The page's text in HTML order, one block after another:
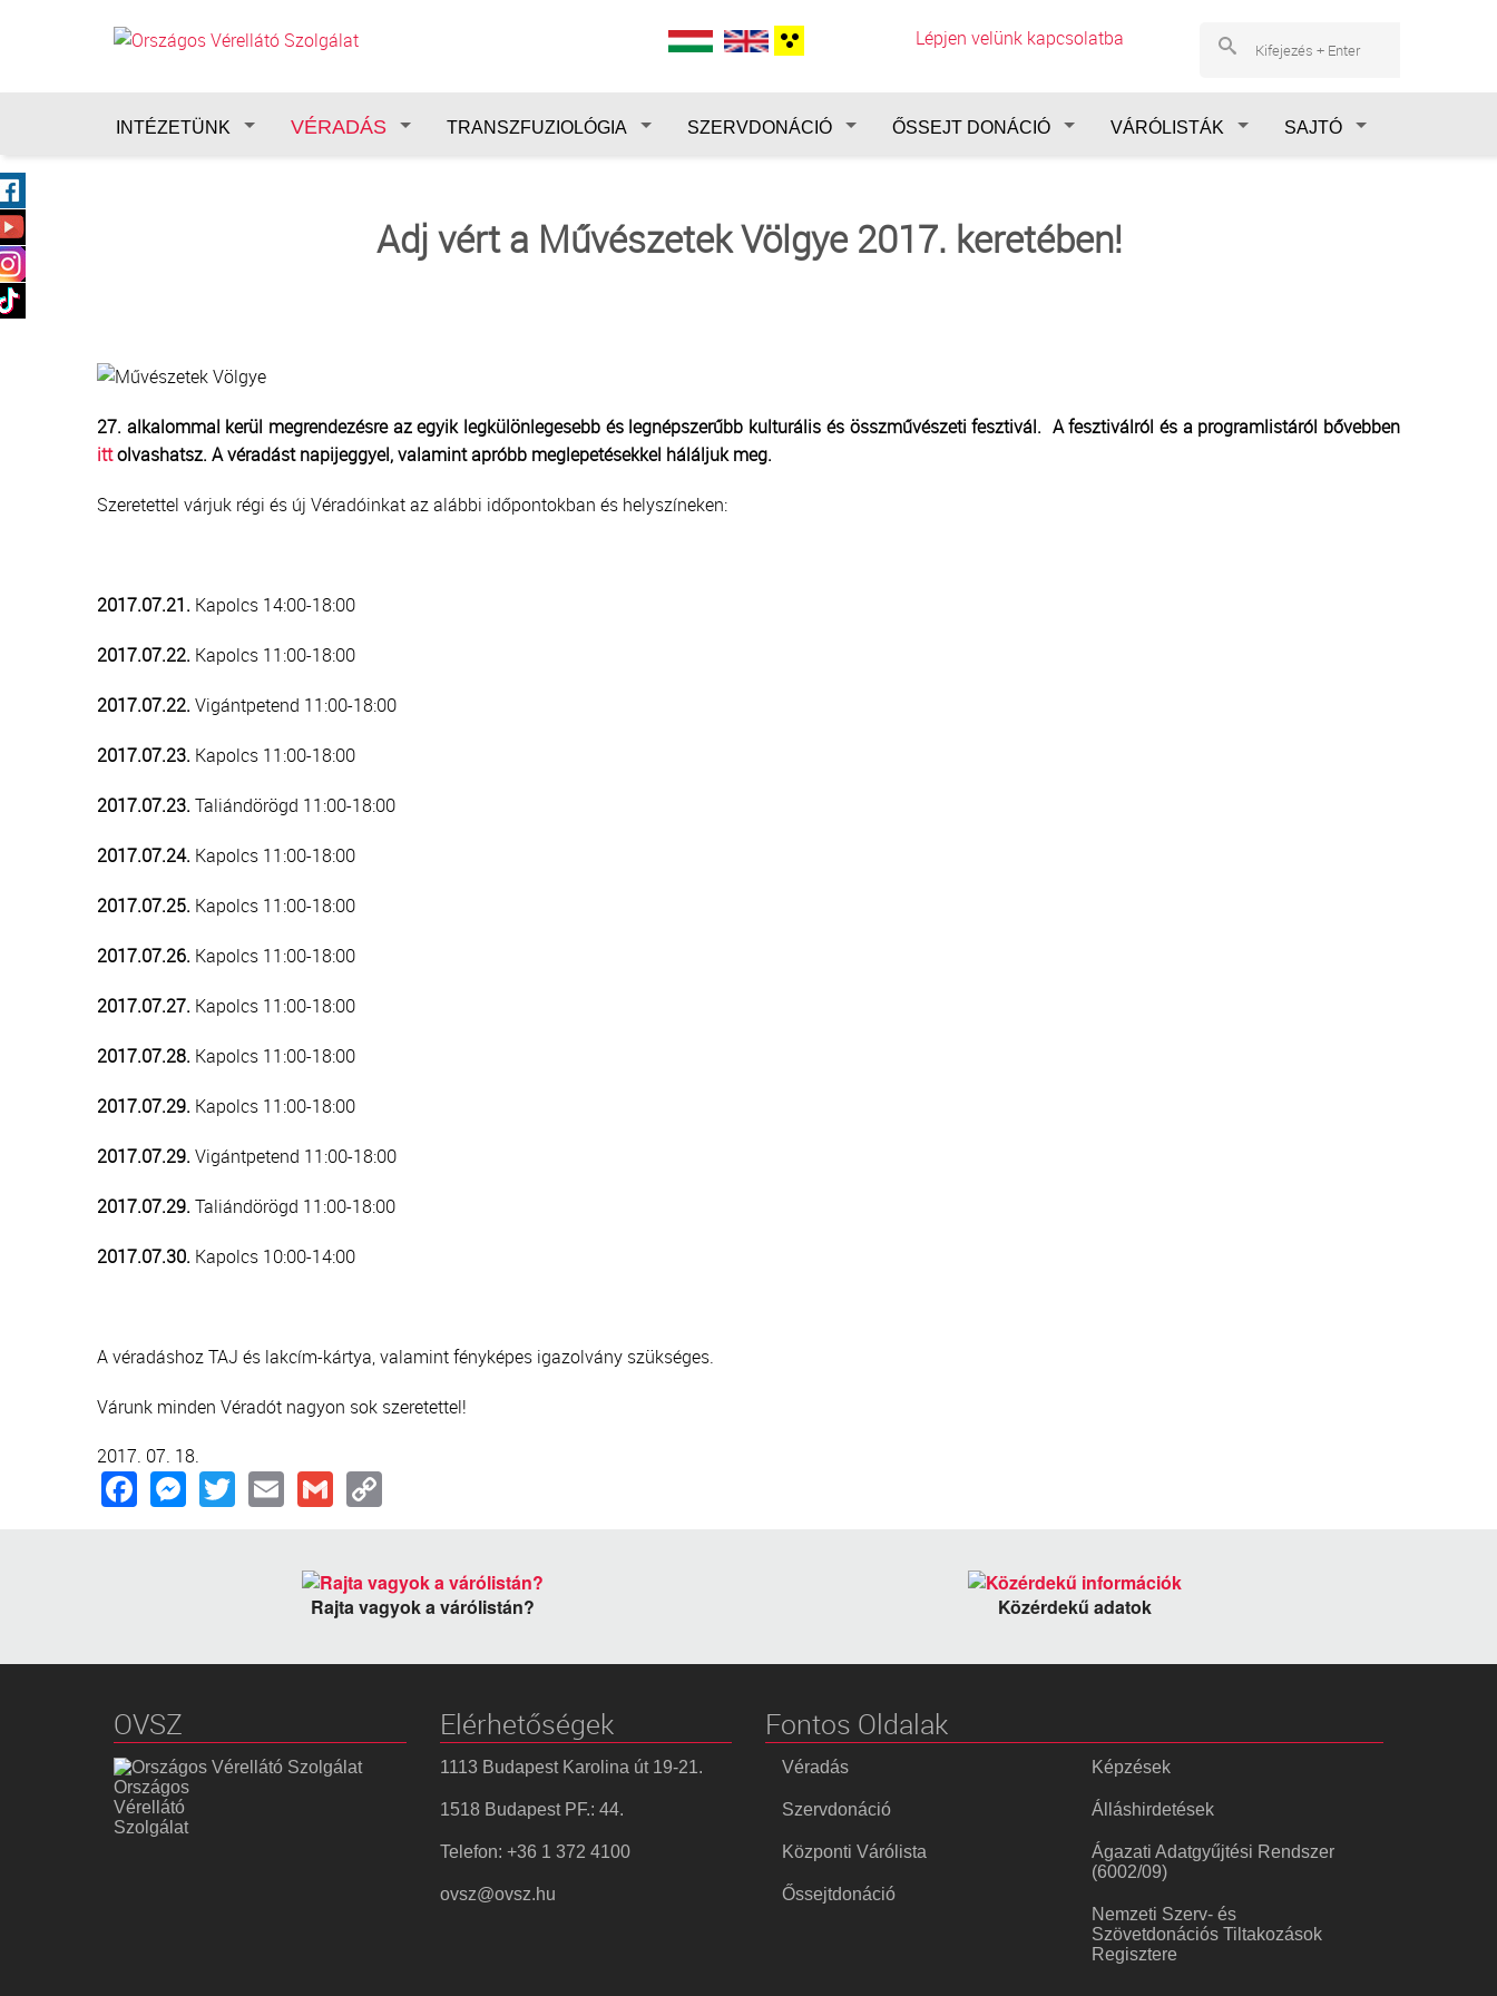
Lépjen velünk kapcsolatba
INTÉZETÜNK VÉRADÁS TRANSZFUZIOLÓGIA SZERVDONÁCIÓ ŐSSEJT DONÁCIÓ VÁRÓLISTÁK SAJTÓ
Adj vért a Művészetek Völgye 2017. keretében!
27. alkalommal kerül megrendezésre az egyik legkülönlegesebb és legnépszerűbb kulturális és összművészeti fesztivál. A fesztiválról és a programlistáról bővebben
ittolvashatsz. A véradást napijeggyel, valamint apróbb meglepetésekkel háláljuk meg.
Szeretettel várjuk régi és új Véradóinkat az alábbi időpontokban és helyszíneken:
2017.07.21. Kapolcs 14:00-18:00
2017.07.22. Kapolcs 11:00-18:00
2017.07.22. Vigántpetend 11:00-18:00
2017.07.23. Kapolcs 11:00-18:00
2017.07.23. Taliándörögd 11:00-18:00
2017.07.24. Kapolcs 11:00-18:00
2017.07.25. Kapolcs 11:00-18:00
2017.07.26. Kapolcs 11:00-18:00
2017.07.27. Kapolcs 11:00-18:00
2017.07.28. Kapolcs 11:00-18:00
2017.07.29. Kapolcs 11:00-18:00
2017.07.29. Vigántpetend 11:00-18:00
2017.07.29. Taliándörögd 11:00-18:00
2017.07.30. Kapolcs 10:00-14:00
A véradáshoz TAJ és lakcím-kártya, valamint fényképes igazolvány szükséges.
Várunk minden Véradót nagyon sok szeretettel!
2017. 07. 18.
Facebook
Messenger
TwitterEmailGmail
Rajta vagyok a várólistán? Közérdekű adatok
OVSZ
Országos
Vérellátó
Szolgálat
Elérhetőségek
1113 Budapest Karolina út 19-21.
1518 Budapest PF.: 44.
Telefon: +36 1 372 4100
ovsz@ovsz.hu
Fontos Oldalak
Véradás
Szervdonáció
Központi Várólista
Őssejtdonáció
Képzések
Álláshirdetések
Ágazati Adatgyűjtési Rendszer
(6002/09)
Nemzeti Szerv- és
Szövetdonációs Tiltakozások
Regisztere